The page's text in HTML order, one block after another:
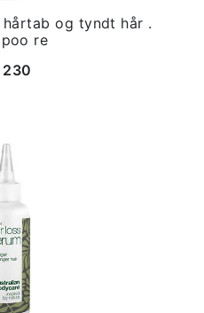
og tyndt hår .
re
230